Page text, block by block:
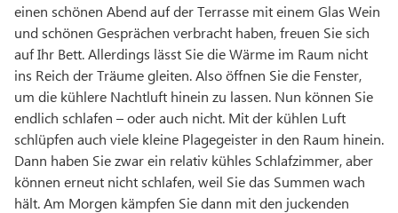
einen schönen Abend auf der Terrasse mit einem Glas Wein
und schönen Gesprächen verbracht haben, freuen Sie sich
auf Ihr Bett. Allerdings lässt Sie die Wärme im Raum nicht
ins Reich der Träume gleiten. Also öffnen Sie die Fenster,
um die kühlere Nachtluft hinein zu lassen. Nun können Sie
endlich schlafen – oder auch nicht. Mit der kühlen Luft
schlüpfen auch viele kleine Plagegeister in den Raum hinein.
Dann haben Sie zwar ein relativ kühles Schlafzimmer, aber
können erneut nicht schlafen, weil Sie das Summen wach
hält. Am Morgen kämpfen Sie dann mit den juckenden